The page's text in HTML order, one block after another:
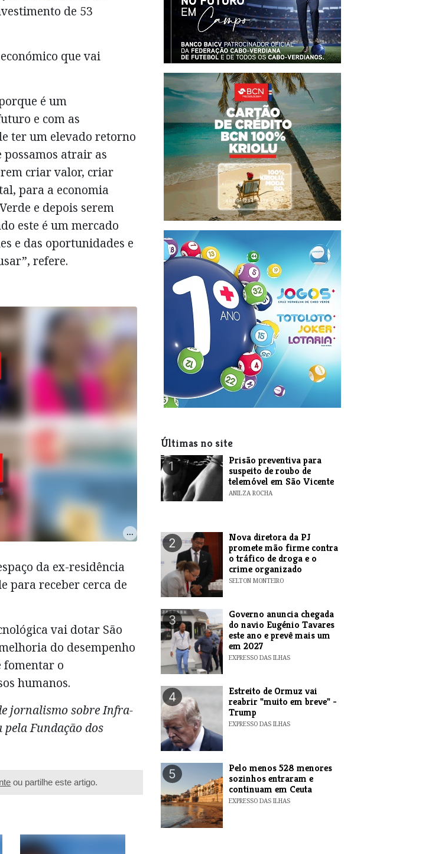
de 53
que vai
é um
e com as
ter um elevado retorno
possamos atrair as
criar valor, criar
para a economia
e depois serem
este é um mercado
e das oportunidades e
refere.
da ex-residência
para receber cerca de
vai dotar São
do desempenho
fomentar o
humanos.
jornalismo sobre Infra-
Fundação dos
ou partilhe este artigo.
Últimas no site
1
Prisão preventiva para
suspeito de roubo de
telemóvel em São Vicente
ANILZA ROCHA
2
Nova diretora da PJ
promete mão firme contra
o tráfico de droga e o
crime organizado
SELTON MONTEIRO
3
Governo anuncia chegada
do navio Eugénio Tavares
este ano e prevê mais um
em 2027
EXPRESSO DAS ILHAS
4
Estreito de Ormuz vai
reabrir "muito em breve" -
Trump
EXPRESSO DAS ILHAS
5
Pelo menos 528 menores
sozinhos entraram e
continuam em Ceuta
EXPRESSO DAS ILHAS